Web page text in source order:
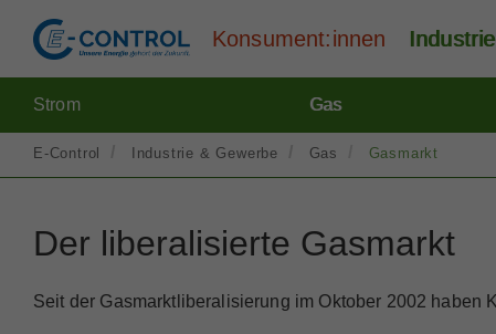
Konsument:innen
Strom Gas
E-Control Industrie & Gewerbe Gas Gasmarkt
Der liberalisierte Gasmarkt
Seit der Gasmarktliberalisierung im Oktober 2002